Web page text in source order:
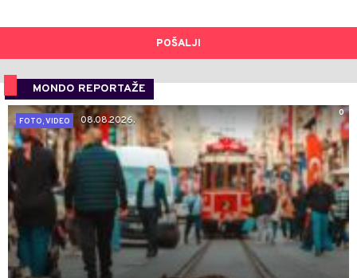
POŠALJI
MONDO REPORTAŽE
0
FOTO, VIDEO
08.08.2026.